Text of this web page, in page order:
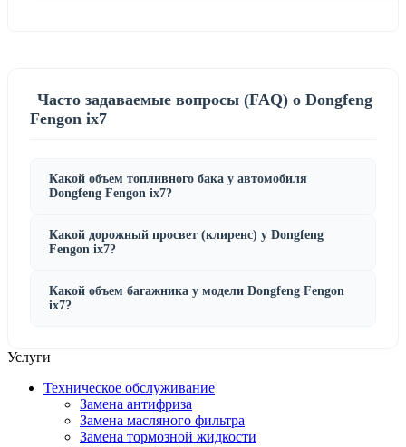
Часто задаваемые вопросы (FAQ) о Dongfeng
Fengon ix7
Какой объем топливного бака у автомобиля
Dongfeng Fengon ix7?
Какой дорожный просвет (клиренс) у Dongfeng
Fengon ix7?
Какой объем багажника у модели Dongfeng Fengon
ix7?
Услуги
Техническое обслуживание
Замена антифриза
Замена масляного фильтра
Замена тормозной жидкости